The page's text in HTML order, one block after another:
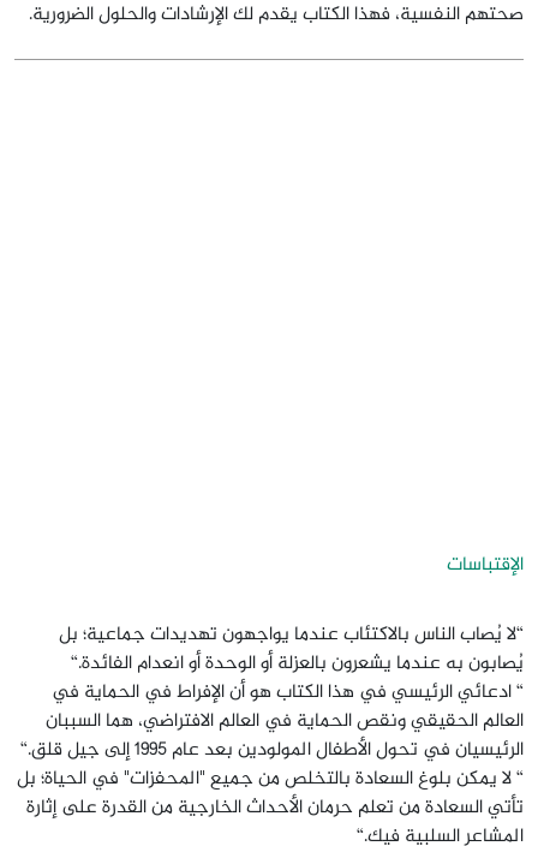
صحتهم النفسية، فهذا الكتاب يقدم لك الإرشادات والحلول الضرورية.
الإقتباسات
“لا يُصاب الناس بالاكتئاب عندما يواجهون تهديدات جماعية؛ بل
يُصابون به عندما يشعرون بالعزلة أو الوحدة أو انعدام الفائدة.“
“ ادعائي الرئيسي في هذا الكتاب هو أن الإفراط في الحماية في
العالم الحقيقي ونقص الحماية في العالم الافتراضي، هما السببان
الرئيسيان في تحول الأطفال المولودين بعد عام 1995 إلى جيل قلق.“
“ لا يمكن بلوغ السعادة بالتخلص من جميع "المحفزات" في الحياة؛ بل
تأتي السعادة من تعلم حرمان الأحداث الخارجية من القدرة على إثارة
المشاعر السلبية فيك.“